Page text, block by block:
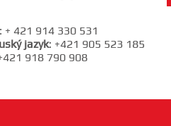
: + 421 914 330 531
jazyk: +421 905 523 185
918 790 908